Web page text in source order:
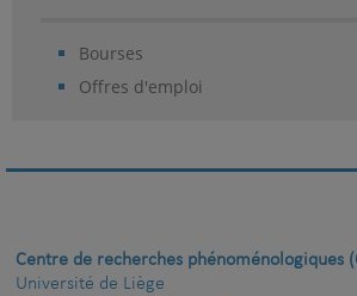
Bourses
Offres d'emploi
Centre de recherches phénoménologiques
Université de Liège